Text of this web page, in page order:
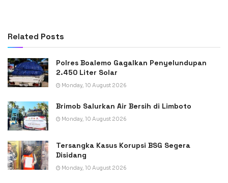
Related Posts
Polres Boalemo Gagalkan Penyelundupan
2.450 Liter Solar
Monday, 10 August 2026
Brimob Salurkan Air Bersih di Limboto
Monday, 10 August 2026
Tersangka Kasus Korupsi BSG Segera
Disidang
Monday, 10 August 2026